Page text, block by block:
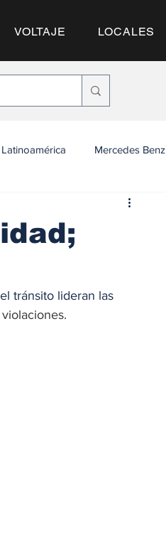
VOLTAJE LOCALES
Latinoamérica Mercedes Benz
tránsito lideran las